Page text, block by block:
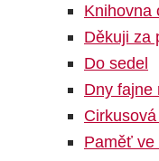
Knihovna
Děkuji za
Do sedel
Dny fajne
Paměť ve